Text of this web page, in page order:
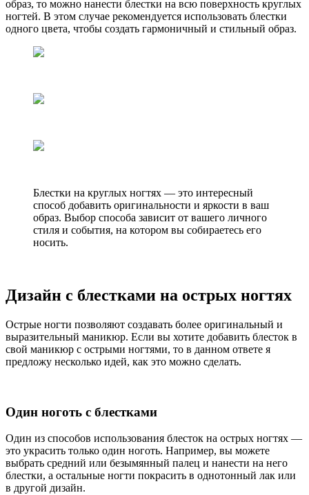
образ, то можно нанести блестки на всю поверхность круглых
ногтей. В этом случае рекомендуется использовать блестки
одного цвета, чтобы создать гармоничный и стильный образ.
Блестки на круглых ногтях — это интересный
способ добавить оригинальности и яркости в ваш
образ. Выбор способа зависит от вашего личного
стиля и события, на котором вы собираетесь его
носить.
Дизайн с блестками на острых ногтях
Острые ногти позволяют создавать более оригинальный и
выразительный маникюр. Если вы хотите добавить блесток в
свой маникюр с острыми ногтями, то в данном ответе я
предложу несколько идей, как это можно сделать.
Один ноготь с блестками
Один из способов использования блесток на острых ногтях —
это украсить только один ноготь. Например, вы можете
выбрать средний или безымянный палец и нанести на него
блестки, а остальные ногти покрасить в однотонный лак или
в другой дизайн.